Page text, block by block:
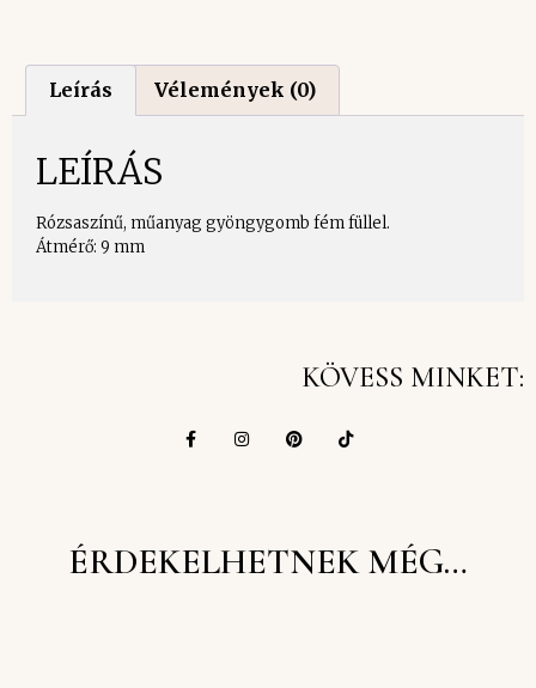
Leírás Vélemények (0)
LEÍRÁS
Rózsaszínű, műanyag gyöngygomb fém füllel.
Átmérő: 9 mm
KÖVESS MINKET:
ÉRDEKELHETNEK MÉG…